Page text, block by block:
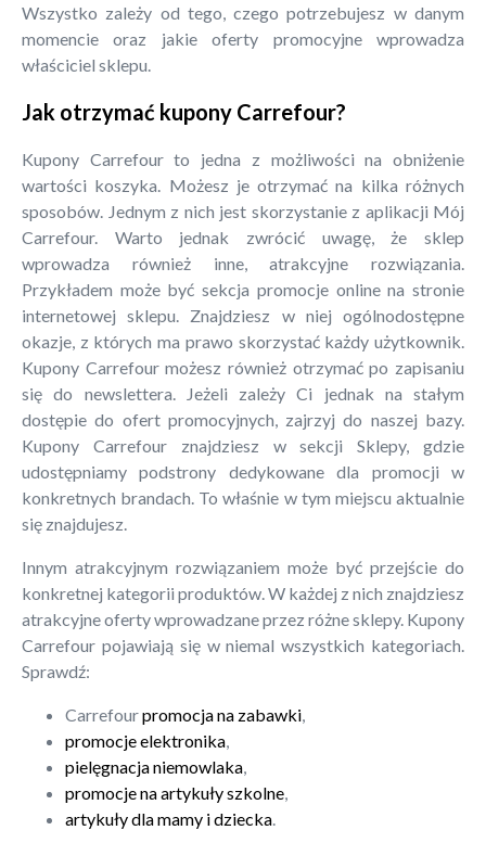
Wszystko zależy od tego, czego potrzebujesz w danym
momencie oraz jakie oferty promocyjne wprowadza
właściciel sklepu.
Jak otrzymać kupony Carrefour?
Kupony Carrefour to jedna z możliwości na obniżenie
wartości koszyka. Możesz je otrzymać na kilka różnych
sposobów. Jednym z nich jest skorzystanie z aplikacji Mój
Carrefour. Warto jednak zwrócić uwagę, że sklep
wprowadza również inne, atrakcyjne rozwiązania.
Przykładem może być sekcja promocje online na stronie
internetowej sklepu. Znajdziesz w niej ogólnodostępne
okazje, z których ma prawo skorzystać każdy użytkownik.
Kupony Carrefour możesz również otrzymać po zapisaniu
się do newslettera. Jeżeli zależy Ci jednak na stałym
dostępie do ofert promocyjnych, zajrzyj do naszej bazy.
Kupony Carrefour znajdziesz w sekcji Sklepy, gdzie
udostępniamy podstrony dedykowane dla promocji w
konkretnych brandach. To właśnie w tym miejscu aktualnie
się znajdujesz.
Innym atrakcyjnym rozwiązaniem może być przejście do
konkretnej kategorii produktów. W każdej z nich znajdziesz
atrakcyjne oferty wprowadzane przez różne sklepy. Kupony
Carrefour pojawiają się w niemal wszystkich kategoriach.
Sprawdź:
Carrefourpromocja na zabawki
promocje elektronika
pielęgnacja niemowlaka
promocje na artykuły szkolne
artykuły dla mamy i dziecka